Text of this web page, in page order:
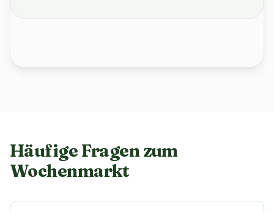
Häufige Fragen zum
Wochenmarkt